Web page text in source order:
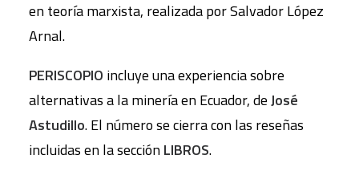
en teoría marxista, realizada por Salvador López
Arnal.
PERISCOPIO incluye una experiencia sobre
alternativas a la minería en Ecuador, deJosé
Astudillo. El número se cierra con las reseñas
incluidas en la secciónLIBROS.